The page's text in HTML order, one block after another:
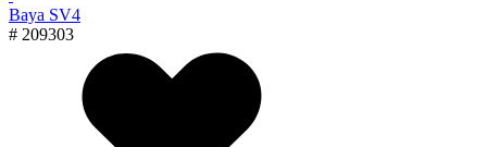
Baya SV4
# 209303